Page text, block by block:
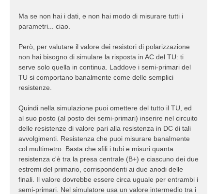
Ma se non hai i dati, e non hai modo di misurare tutti i
parametri... ciao.
Però, per valutare il valore dei resistori di polarizzazione
non hai bisogno di simulare la risposta in AC del TU: ti
serve solo quella in continua. Laddove i semi-primari del
TU si comportano banalmente come delle semplici
resistenze.
Quindi nella simulazione puoi omettere del tutto il TU, ed
al suo posto (al posto dei semi-primari) inserire nel circuito
delle resistenze di valore pari alla resistenza in DC di tali
avvolgimenti. Resistenza che puoi misurare banalmente
col multimetro. Basta che sfili i tubi e misuri quanta
resistenza c'è tra la presa centrale (B+) e ciascuno dei due
estremi del primario, corrispondenti ai due anodi delle
finali. Il valore dovrebbe essere circa uguale per entrambi i
semi-primari. Nel simulatore usa un valore intermedio tra i